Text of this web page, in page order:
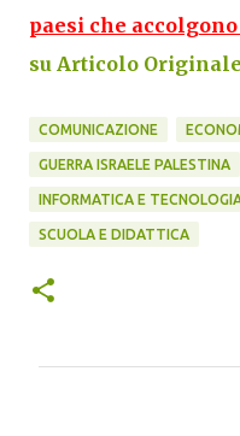
paesi che
su Articolo
COMUNICAZIONE
GUERRA ISRAELE PALESTINA
INFORMATICA E
SCUOLA E DIDATTICA